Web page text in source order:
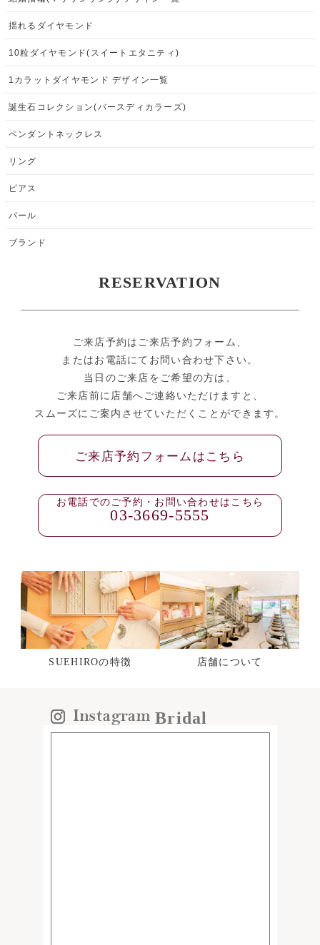
揺れるダイヤモンド
10粒ダイヤモンド(スイートエタニティ)
1カラットダイヤモンド デザイン一覧
誕生石コレクション(バースディカラーズ)
ペンダントネックレス
リング
ピアス
パール
ブランド
RESERVATION
ご来店予約はご来店予約フォーム、
またはお電話にてお問い合わせ下さい。
当日のご来店をご希望の方は、
ご来店前に店舗へご連絡いただけますと、
スムーズにご案内させていただくことができます。
ご来店予約フォームはこちら
お電話でのご予約・お問い合わせはこちら
03-3669-5555
SUEHIROの特徴 店舗について
Bridal